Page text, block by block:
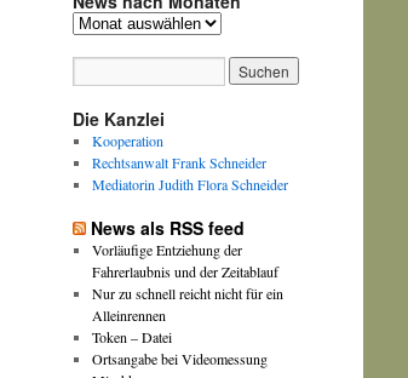
News
Die Kanzlei
Kooperation
Rechtsanwalt Frank Schneider
Mediatorin Judith Flora Schneider
News als RSS feed
Vorläufige Entziehung der
Fahrerlaubnis und der Zeitablauf
Nur zu schnell reicht nicht für ein
Alleinrennen
Token – Datei
Ortsangabe bei Videomessung